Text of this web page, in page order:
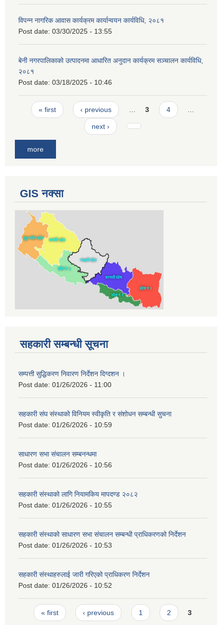
विपन्न नागरिक आवास कार्यक्रम कार्यान्वयन कार्यविधि, २०८१
Post date: 03/30/2025 - 13:55
बेनी नगरपालिकाको उत्पादनमा आधारित अनुदान कार्यक्रम सञ्‍चालन कार्यविधि,
२०८१
Post date: 03/18/2025 - 10:46
Pages
« first ‹ previous 3 4
next ›
more
GIS नक्सा
सहकारी सम्बन्धी सूचना
सम्पत्ती सुद्धिकरण निवारण निर्देशन दिग्दशन ।
Post date: 01/26/2026 - 11:00
सहकारी संघ संस्थाको विनियम स्वीकृति र संशोधन सम्बन्धी सुचना
Post date: 01/26/2026 - 10:59
साधारण सभा संचालन सम्बनन्धमा
Post date: 01/26/2026 - 10:56
सहकारी संस्थाको लागि नियामकिय मापदण्ड २०८२
Post date: 01/26/2026 - 10:55
सहकारी संस्थाको साधारण सभा संचालन सम्बन्धी प्राधिकरणको निर्देशन
Post date: 01/26/2026 - 10:53
सहकारी संस्थाहरुलाई जारी गरिएको प्राधिकरण निर्देशन
Post date: 01/26/2026 - 10:52
Pages
« first ‹ previous 1 2 3